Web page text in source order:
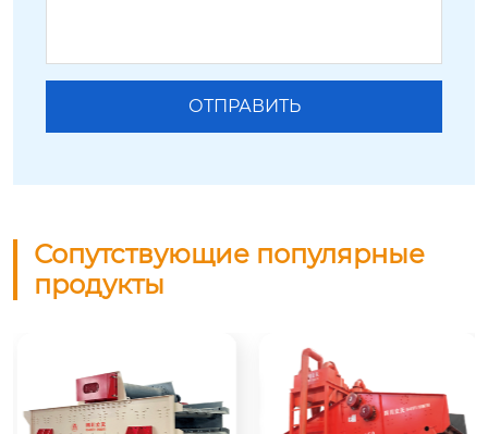
Сопутствующие популярные
продукты